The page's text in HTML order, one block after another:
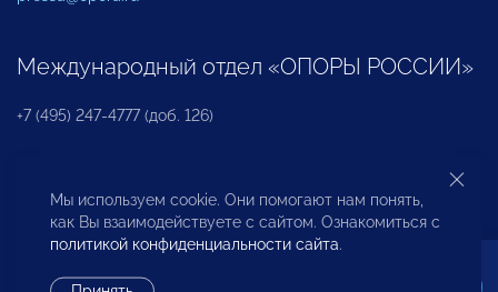
Международный отдел «ОПОРЫ РОССИИ»
+7 (495) 247-4777 (доб. 126)
Бюро по защите прав предпринимателей и
инвесторов
Мы используем cookie. Они помогают нам понять,
как Вы взаимодействуете с сайтом. Ознакомиться с
политикой конфиденциальности сайта.